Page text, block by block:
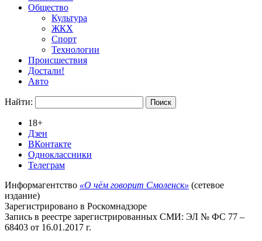
Общество
Культура
ЖКХ
Спорт
Технологии
Происшествия
Достали!
Авто
Найти:
18+
Дзен
ВКонтакте
Одноклассники
Телеграм
Информагентство «О чём говорит Смоленск» (сетевое
издание)
Зарегистрировано в Роскомнадзоре
Запись в реестре зарегистрированных СМИ: ЭЛ № ФС 77 –
68403 от 16.01.2017 г.